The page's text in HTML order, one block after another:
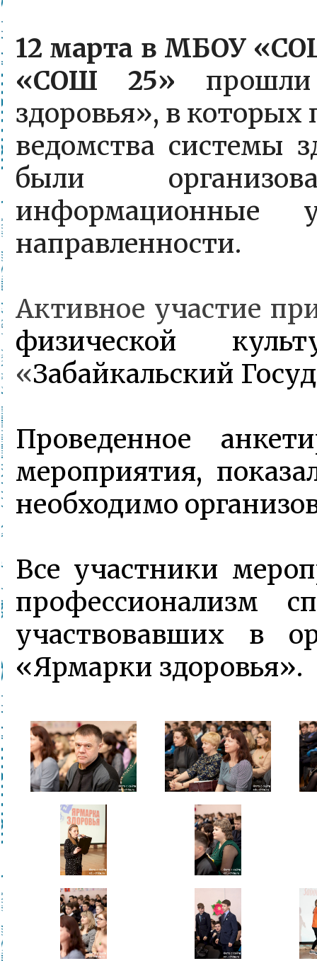
12 марта в МБОУ
«СОШ 25»
здоровья», в
ведомства системы
были
информационные
направленности.
Активное участие
физической
«Забайкальский
Проведенное
мероприятия,
необходимо
Все участники
профессионализм
участвовавших в
«Ярмарки здоровья».